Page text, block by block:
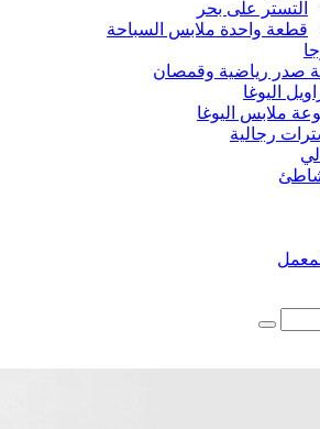
التستر على بحر
قطعة واحدة ملابس السباحة
صدر رياضية وقمصان
اليوغا
ملابس اليوغا
رجالية